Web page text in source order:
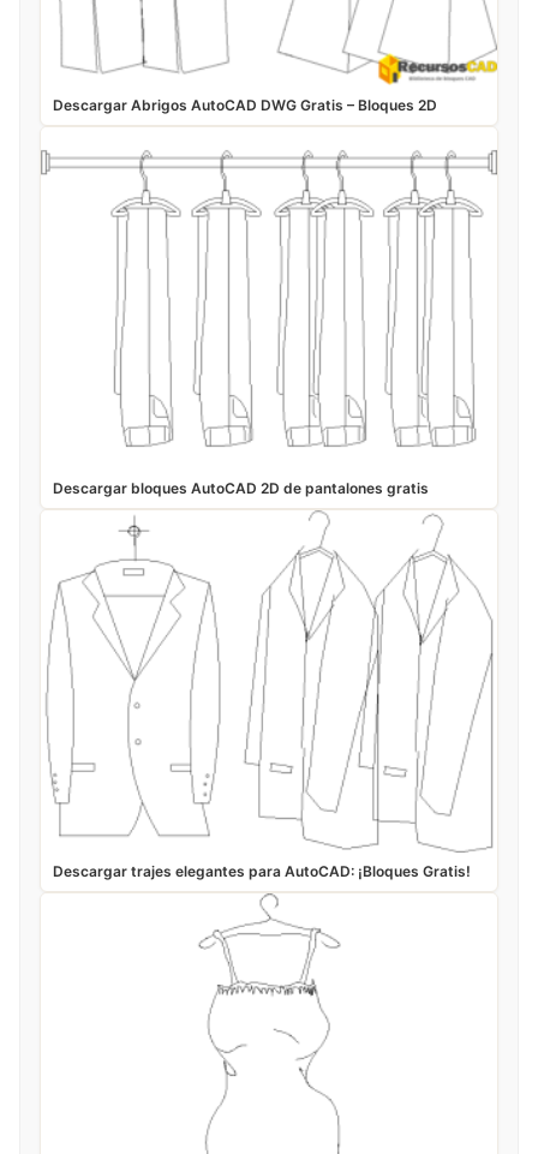
Descargar Abrigos AutoCAD DWG Gratis – Bloques 2D
Descargar bloques AutoCAD 2D de pantalones gratis
Descargar trajes elegantes para AutoCAD: ¡Bloques Gratis!